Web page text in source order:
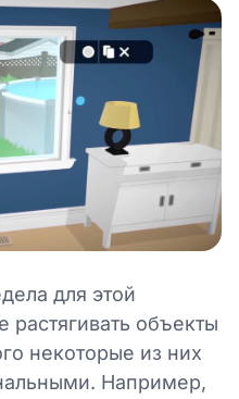
для этой
объекты
некоторые из них
Например,